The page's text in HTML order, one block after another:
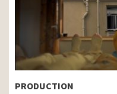
PRODUCTION